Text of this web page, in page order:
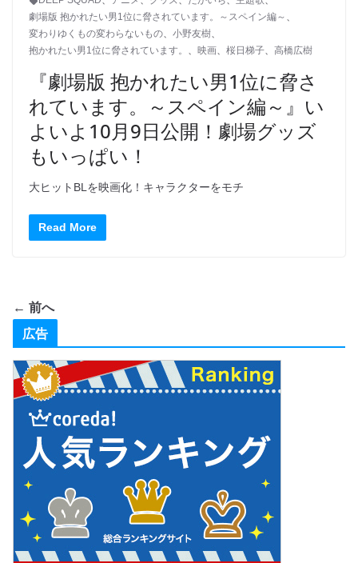
劇場版 抱かれたい男1位に脅されています。～スペイン編～ 、
変わりゆくもの変わらないもの、 小野友樹、
抱かれたい男1位に脅されています。 、 映画、 桜日梯子、 高橋広樹
『劇場版 抱かれたい男1位に脅さ
れています。～スペイン編～』い
よいよ10月9日公開！劇場グッズ
もいっぱい！
大ヒットBLを映画化！キャラクターをモチ
Read More
← 前へ
広告